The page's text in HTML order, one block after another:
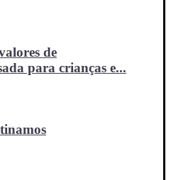
de
para crianças e...